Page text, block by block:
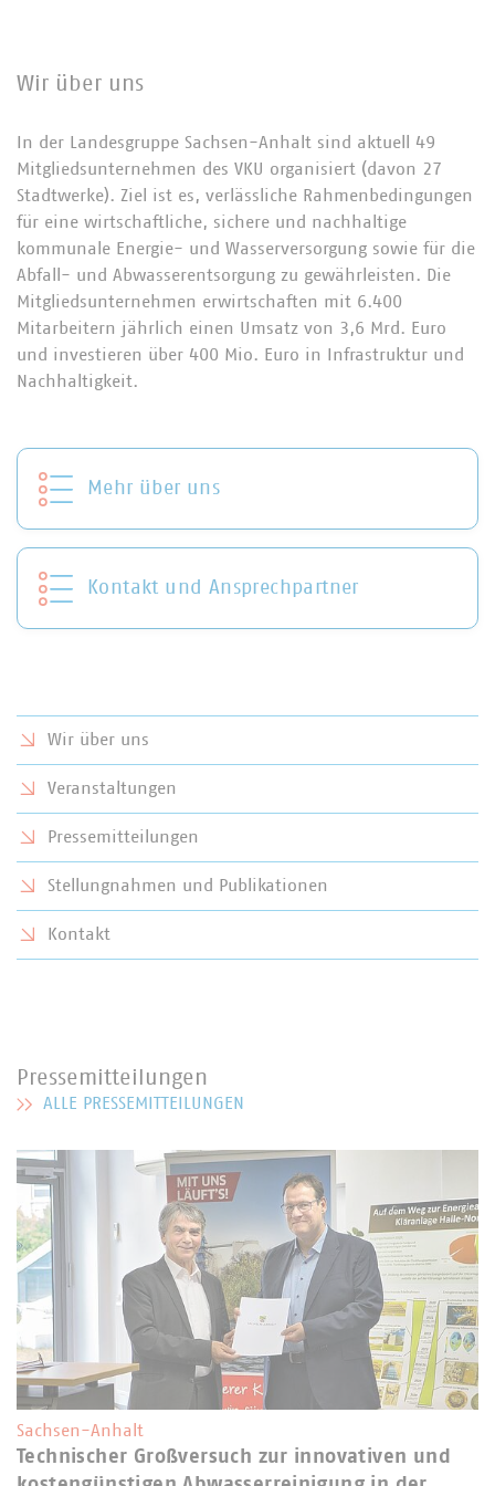
Wir über uns
In der Landesgruppe Sachsen-Anhalt sind aktuell 49
Mitgliedsunternehmen des VKU organisiert (davon 27
Stadtwerke). Ziel ist es, verlässliche Rahmenbedingungen
für eine wirtschaftliche, sichere und nachhaltige
kommunale Energie- und Wasserversorgung sowie für die
Abfall- und Abwasserentsorgung zu gewährleisten. Die
Mitgliedsunternehmen erwirtschaften mit 6.400
Mitarbeitern jährlich einen Umsatz von 3,6 Mrd. Euro
und investieren über 400 Mio. Euro in Infrastruktur und
Nachhaltigkeit.
Mehr über uns
Kontakt und Ansprechpartner
Wir über uns
Veranstaltungen
Pressemitteilungen
Stellungnahmen und Publikationen
Kontakt
Pressemitteilungen
MEHR ZU PRESSEMITTEILUNGEN
ALLE PRESSEMITTEILUNGEN
Sachsen-Anhalt
Technischer Großversuch zur innovativen und